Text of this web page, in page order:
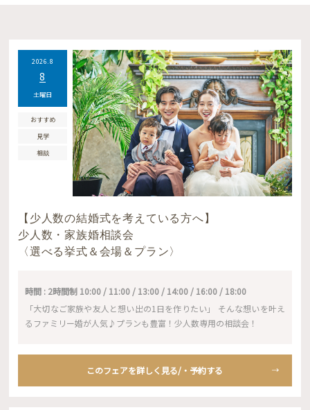
2026.8
8
土曜日
おすすめ
見学
相談
【少人数の結婚式を考えている方へ】
少人数・家族婚相談会
〈選べる挙式＆会場＆プラン〉
時間 : 2時間制 10:00 / 11:00 / 13:00 / 14:00 / 16:00 / 18:00
「大切なご家族や友人と想い出の1日を作りたい」 そんな想いを叶え
るファミリー婚が人気♪プランも豊富！少人数専用の相談会！
このフェアを詳しく見る/・予約する